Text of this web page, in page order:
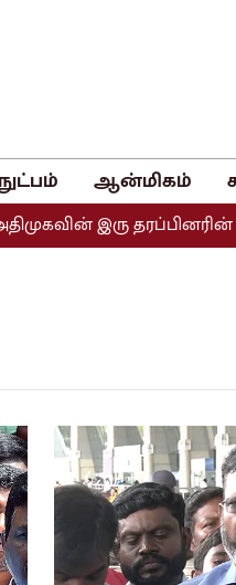
ஆன்மிகம்
இரு தரப்பினரின்